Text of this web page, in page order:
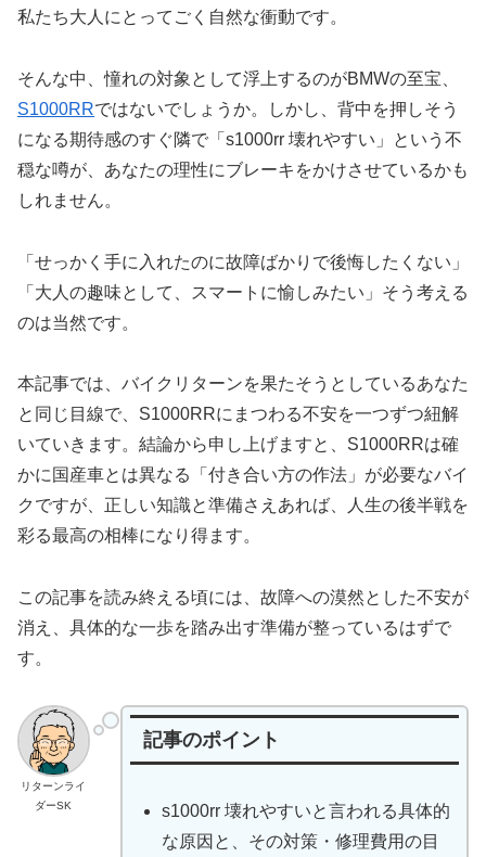
私たち大人にとってごく自然な衝動です。
そんな中、憧れの対象として浮上するのがBMWの至宝、
S1000RRではないでしょうか。しかし、背中を押しそう
になる期待感のすぐ隣で「s1000rr 壊れやすい」という不
穏な噂が、あなたの理性にブレーキをかけさせているかも
しれません。
「せっかく手に入れたのに故障ばかりで後悔したくない」
「大人の趣味として、スマートに愉しみたい」そう考える
のは当然です。
本記事では、バイクリターンを果たそうとしているあなた
と同じ目線で、S1000RRにまつわる不安を一つずつ紐解
いていきます。結論から申し上げますと、S1000RRは確
かに国産車とは異なる「付き合い方の作法」が必要なバイ
クですが、正しい知識と準備さえあれば、人生の後半戦を
彩る最高の相棒になり得ます。
この記事を読み終える頃には、故障への漠然とした不安が
消え、具体的な一歩を踏み出す準備が整っているはずで
す。
リターンライ
ダーSK
記事のポイント
s1000rr 壊れやすいと言われる具体的
な原因と、その対策・修理費用の目